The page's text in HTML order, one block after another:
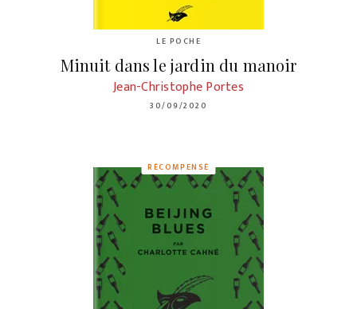
LE POCHE
Minuit dans le jardin du manoir
Jean-Christophe Portes
30/09/2020
RÉCOMPENSÉ